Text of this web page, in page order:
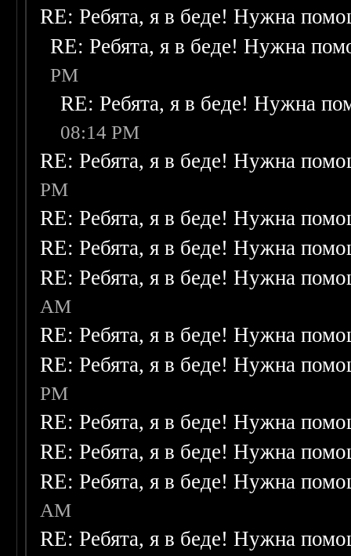
RE: Ребята, я в беде! Нужна
RE: Ребята, я в беде! Нужна
PM
RE: Ребята, я в беде! Нужна
08:14 PM
RE: Ребята, я в беде! Нужна
PM
RE: Ребята, я в беде! Нужна
RE: Ребята, я в беде! Нужна
RE: Ребята, я в беде! Нужна
AM
RE: Ребята, я в беде! Нужна
RE: Ребята, я в беде! Нужна
PM
RE: Ребята, я в беде! Нужна
RE: Ребята, я в беде! Нужна
RE: Ребята, я в беде! Нужна
AM
RE: Ребята, я в беде! Нужна